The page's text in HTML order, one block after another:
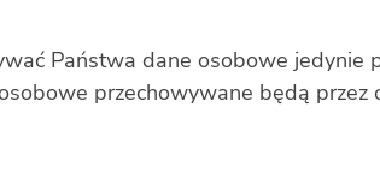
Państwa dane osobowe jedynie
przechowywane będą przez